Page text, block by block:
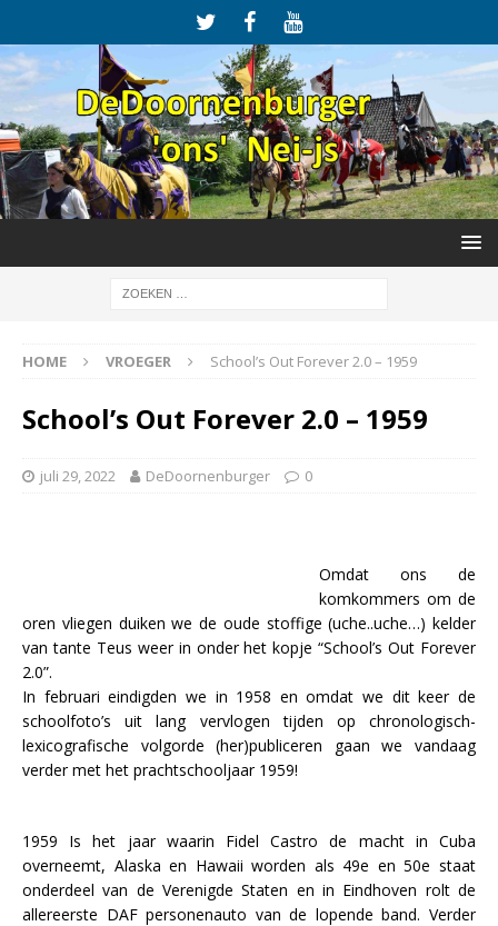
HOME VROEGER School’s Out Forever 2.0 – 1959
School’s Out Forever 2.0 – 1959
juli 29, 2022 DeDoornenburger 0
Omdat ons de
komkommers om de
oren vliegen duiken we de oude stoffige (uche..uche…) kelder
van tante Teus weer in onder het kopje “School’s Out Forever
2.0”.
In februari eindigden we in 1958 en omdat we dit keer de
schoolfoto’s uit lang vervlogen tijden op chronologisch-
lexicografische volgorde (her)publiceren gaan we vandaag
verder met het prachtschooljaar 1959!
1959 Is het jaar waarin Fidel Castro de macht in Cuba
overneemt, Alaska en Hawaii worden als 49e en 50e staat
onderdeel van de Verenigde Staten en in Eindhoven rolt de
allereerste DAF personenauto van de lopende band. Verder